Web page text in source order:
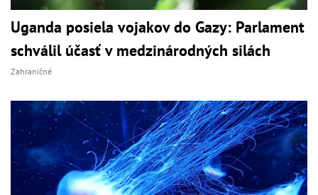
Uganda posiela vojakov do Gazy: Parlament
schválil účasť v medzinárodných silách
Zahraničné